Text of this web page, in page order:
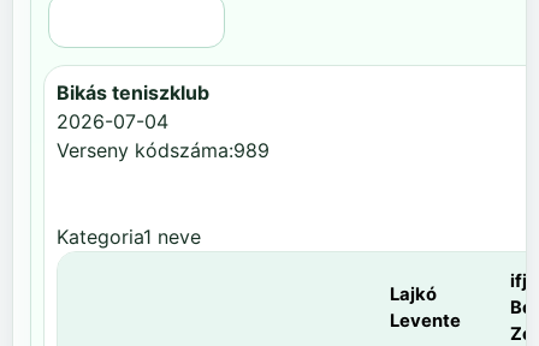
Bikás teniszklub
2026-07-04
Verseny kódszáma:989
Kategoria1 neve
Lajkó
Levente
ifj.